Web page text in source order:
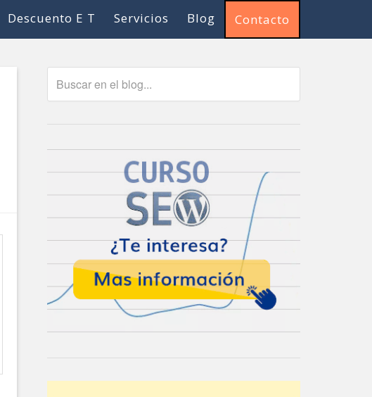
Contacto
Blog
Servicios
Descuento E T